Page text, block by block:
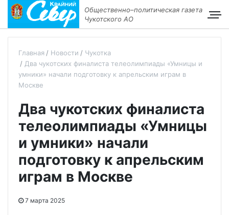
Общественно–политическая газета
Чукотского АО
Главная Новости
Чукотка
Два чукотских финалиста телеолимпиады «Умницы и
умники» начали подготовку к апрельским играм в
Москве
Два чукотских финалиста
телеолимпиады «Умницы
и умники» начали
подготовку к апрельским
играм в Москве
7 марта 2025